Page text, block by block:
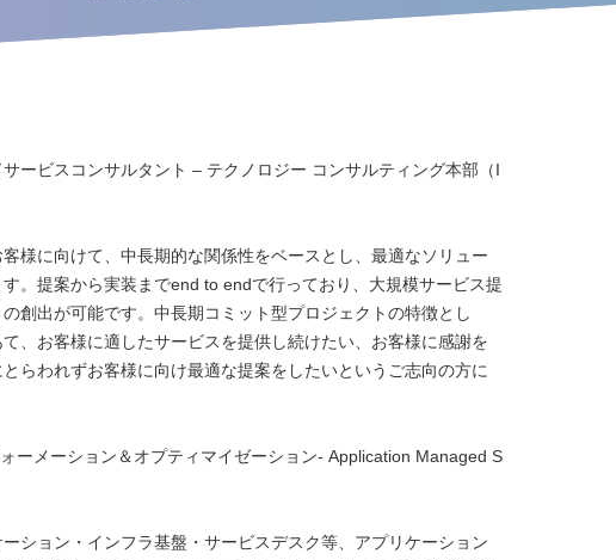
ービスコンサルタント – テクノロジー コンサルティング本部（I
様に向けて、中長期的な関係性をベースとし、最適なソリュー
。提案から実装までend to endで行っており、大規模サービス提
創出が可能です。中長期コミット型プロジェクトの特徴とし
、お客様に適したサービスを提供し続けたい、お客様に感謝を
らわれずお客様に向け最適な提案をしたいというご志向の方に
ーメーション＆オプティマイゼーション- Application Managed S
ション・インフラ基盤・サービスデスク等、アプリケーション